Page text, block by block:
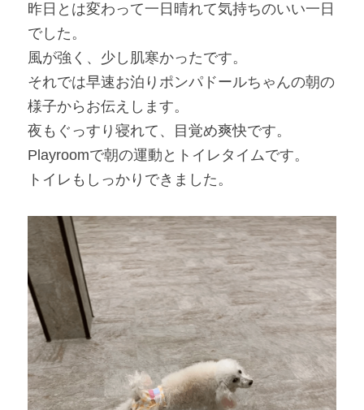
昨日とは変わって一日晴れて気持ちのいい一日
でした。
風が強く、少し肌寒かったです。
それでは早速お泊りポンパドールちゃんの朝の
様子からお伝えします。
夜もぐっすり寝れて、目覚め爽快です。
Playroomで朝の運動とトイレタイムです。
トイレもしっかりできました。